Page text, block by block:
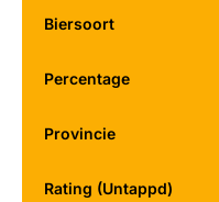
Biersoort
Percentage
Provincie
Rating (Untappd)